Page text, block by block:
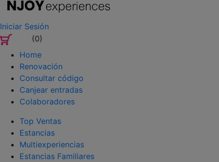
Iniciar Sesión
(0)
Home
Renovación
Consultar código
Canjear entradas
Colaboradores
Top Ventas
Estancias
Multiexperiencias
Estancias Familiares